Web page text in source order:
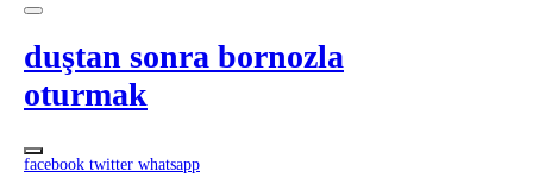
duştan sonra bornozla
oturmak
facebook twitter whatsapp